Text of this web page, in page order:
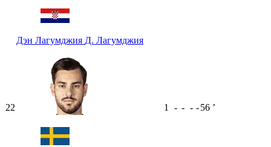
Дэн Лагумджия Д. Лагумджия
22 1 - - - -56 ʼ